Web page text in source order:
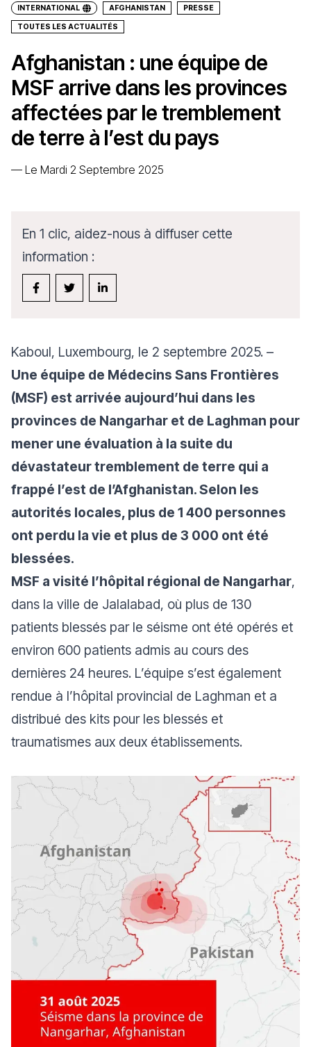
INTERNATIONAL AFGHANISTAN PRESSE
TOUTES LES ACTUALITÉS
Afghanistan : une équipe de
MSF arrive dans les provinces
affectées par le tremblement
de terre à l’est du pays
— Le Mardi 2 Septembre 2025
En 1 clic, aidez-nous à diffuser cette
information :
Kaboul, Luxembourg, le 2 septembre 2025. –
Une équipe de Médecins Sans Frontières
(MSF) est arrivée aujourd’hui dans les
provinces de Nangarhar et de Laghman pour
mener une évaluation à la suite du
dévastateur tremblement de terre qui a
frappé l’est de l’Afghanistan. Selon les
autorités locales, plus de 1 400 personnes
ont perdu la vie et plus de 3 000 ont été
blessées.
MSF a visité l’hôpital régional de Nangarhar,
dans la ville de Jalalabad, où plus de 130
patients blessés par le séisme ont été opérés et
environ 600 patients admis au cours des
dernières 24 heures. L’équipe s’est également
rendue à l’hôpital provincial de Laghman et a
distribué des kits pour les blessés et
traumatismes aux deux établissements.